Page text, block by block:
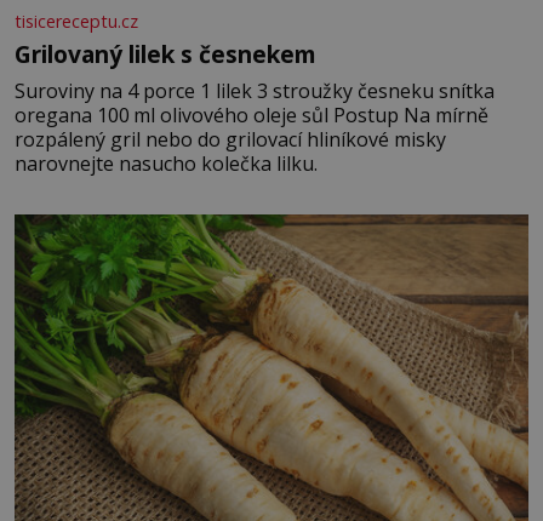
tisicereceptu.cz
Grilovaný lilek s česnekem
Suroviny na 4 porce 1 lilek 3 stroužky česneku snítka
oregana 100 ml olivového oleje sůl Postup Na mírně
rozpálený gril nebo do grilovací hliníkové misky
narovnejte nasucho kolečka lilku.